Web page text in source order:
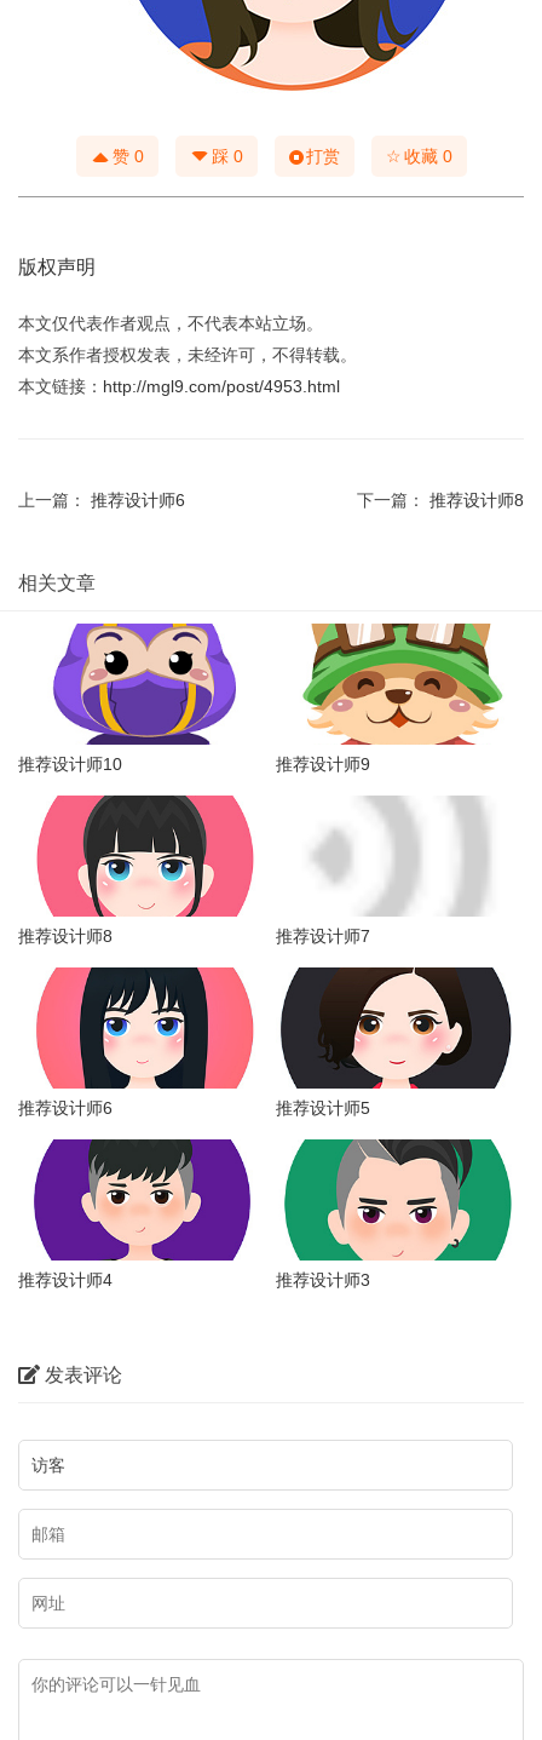
赞 0 踩 0 打赏 ☆收藏 0
版权声明
本文仅代表作者观点，不代表本站立场。
本文系作者授权发表，未经许可，不得转载。
本文链接： http://mgl9.com/post/4953.html
上一篇： 推荐设计师6 下一篇： 推荐设计师8
相关文章
推荐设计师10 推荐设计师9
推荐设计师8 推荐设计师7
推荐设计师6 推荐设计师5
推荐设计师4 推荐设计师3
发表评论